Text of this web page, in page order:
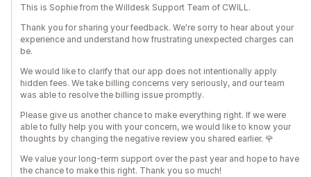
This is Sophie from the Willdesk Support Team of CWILL.
Thank you for sharing your feedback. We're sorry to hear about your
experience and understand how frustrating unexpected charges can
be.
We would like to clarify that our app does not intentionally apply
hidden fees. We take billing concerns very seriously, and our team
was able to resolve the billing issue promptly.
Please give us another chance to make everything right. If we were
able to fully help you with your concern, we would like to know your
thoughts by changing the negative review you shared earlier. 🌹
We value your long-term support over the past year and hope to have
the chance to make this right. Thank you so much!